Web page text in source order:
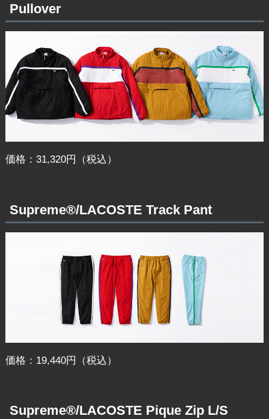
Pullover
価格：31,320円（税込）
Supreme®/LACOSTE Track Pant
価格：19,440円（税込）
Supreme®/LACOSTE Pique Zip L/S